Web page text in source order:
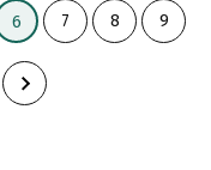
6 7 8 9